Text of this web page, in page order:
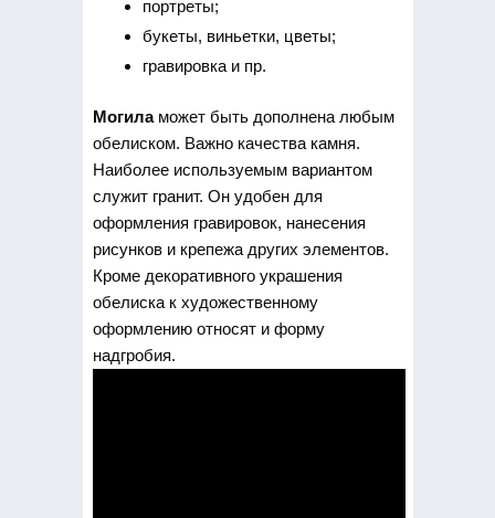
портреты;
букеты, виньетки, цветы;
гравировка и пр.
Могиламожет быть дополнена любым
обелиском. Важно качества камня.
Наиболее используемым вариантом
служит гранит. Он удобен для
оформления гравировок, нанесения
рисунков и крепежа других элементов.
Кроме декоративного украшения
обелиска к художественному
оформлению относят и форму
надгробия.